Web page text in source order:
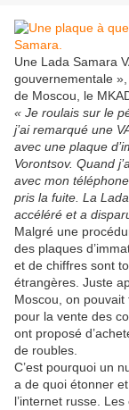
Une Lada Samara
gouvernementale
de Moscou, le
« Je roulais sur le
j’ai remarqué une
avec une plaque
Vorontsov. Quand
avec mon
pris la fuite. La
accéléré et a
Malgré une
des plaques
et de chiffres sont
étrangères. Juste
Moscou, on
pour la vente des
ont proposé
de roubles.
C’est pourquoi un
a de quoi étonner
l’internet russe.